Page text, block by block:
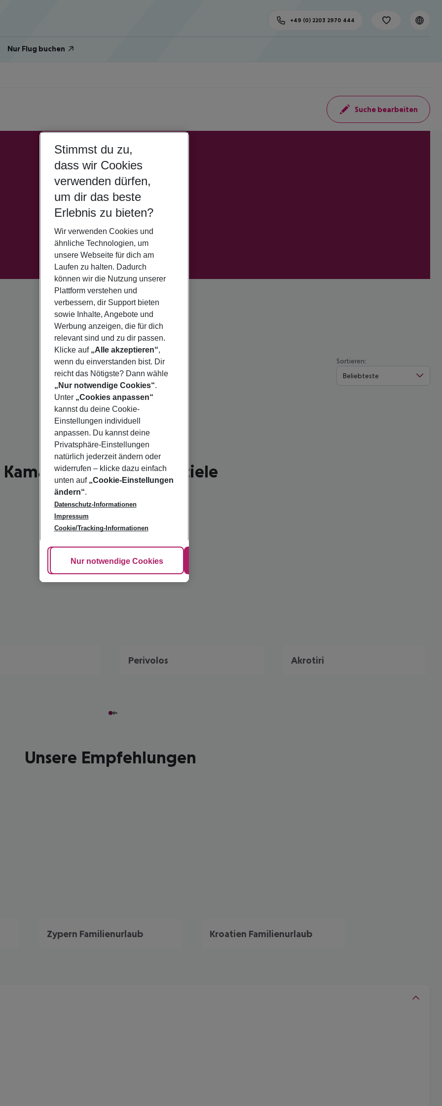
Nur Flug buchen
+49 (0) 2203 2970 444
Suche bearbeiten
Sortieren:
Beliebteste
Kamari - schönste Reiseziele
Perivolos Akrotiri
Unsere Empfehlungen
Zypern Familienurlaub Kroatien Familienurlaub
Stimmst du zu,
dass wir Cookies
verwenden dürfen,
um dir das beste
Erlebnis zu bieten?
Wir verwenden Cookies und
ähnliche Technologien, um
unsere Webseite für dich am
Laufen zu halten. Dadurch
können wir die Nutzung unserer
Plattform verstehen und
verbessern, dir Support bieten
sowie Inhalte, Angebote und
Werbung anzeigen, die für dich
relevant sind und zu dir passen.
Klicke auf „Alle akzeptieren“,
wenn du einverstanden bist. Dir
reicht das Nötigste? Dann wähle
„Nur notwendige Cookies“.
Unter „Cookies anpassen“
kannst du deine Cookie-
Einstellungen individuell
anpassen. Du kannst deine
Privatsphäre-Einstellungen
natürlich jederzeit ändern oder
widerrufen – klicke dazu einfach
unten auf „Cookie-Einstellungen
ändern“.
Datenschutz-Informationen
Impressum
Cookie/Tracking-Informationen
Cookie anpassen
Nur notwendige Cookies